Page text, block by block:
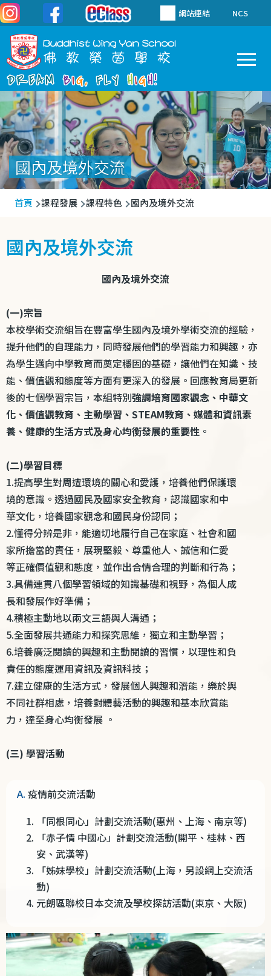
移至主內容 網站連結 NCS
Main
navigation
國內及境外交流
導
連
結
首頁 課程發展 課程特色 國內及境外交流
國內及境外交流
國內及境外交流
(一)宗旨
本校學術交流組旨在豐富學生國內及境外學術交流的經驗，
提升他們的自理能力，同時發展他們的學習能力和興趣，亦
為學生邁向中學教育而奠定穩固的基礎，讓他們在知識、技
能、價值觀和態度等方面有更深入的發展。回應教育局更新
後的七個學習宗旨，本組特別強調培育國家觀念、中華文
化、價值觀教育、主動學習、 STEAM教育、媒體和資訊素
養、健康的生活方式及身心均衡發展的重要性 。
(二)學習目標
1.提高學生對周遭環境的關心和愛護，培養他們保護環
境的意識。透過國民及國家安全教育，認識國家和中
華文化，培養國家觀念和國民身份認同；
2.懂得分辨是非，能適切地履行自己在家庭、社會和國
家所擔當的責任，展現堅毅、尊重他人、誠信和仁愛
等正確價值觀和態度，並作出合情合理的判斷和行為；
3.具備連貫八個學習領域的知識基礎和視野，為個人成
長和發展作好準備；
4.積極主動地以兩文三語與人溝通；
5.全面發展共通能力和探究思維，獨立和主動學習；
6.培養廣泛閱讀的興趣和主動閱讀的習慣，以理性和負
責任的態度運用資訊及資訊科技；
7.建立健康的生活方式，發展個人興趣和潛能，樂於與
不同社群相處，培養對體藝活動的興趣和基本欣賞能
力，達至身心均衡發展 。
(三) 學習活動
A. 疫情前交流活動
「同根同心」計劃交流活動(惠州、上海、南京等)
「赤子情 中國心」計劃交流活動(開平、桂林、西
安、武漢等)
「姊妹學校」計劃交流活動(上海，另設網上交流活
動)
元朗區聯校日本交流及學校探訪活動(東京、大阪)